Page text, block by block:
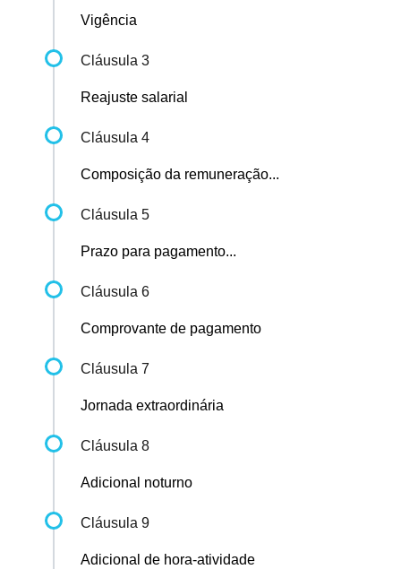
Vigência
Cláusula 3
Reajuste salarial
Cláusula 4
Composição da remuneração...
Cláusula 5
Prazo para pagamento...
Cláusula 6
Comprovante de pagamento
Cláusula 7
Jornada extraordinária
Cláusula 8
Adicional noturno
Cláusula 9
Adicional de hora-atividade